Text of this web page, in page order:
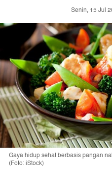
Senin, 15 Jul
Gaya hidup sehat berbasis pangan
(Foto: iStock)